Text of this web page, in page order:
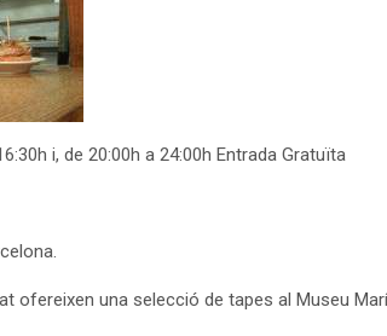
i, de 20:00h a 24:00h Entrada Gratuïta
ofereixen una selecció de tapes al Museu